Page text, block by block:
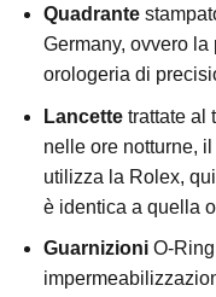
Quadrante
Germany, ovvero la
orologeria di
Lancettetrattate al
nelle ore notturne,
utilizza la Rolex,
è identica a quella
GuarnizioniO-Ring